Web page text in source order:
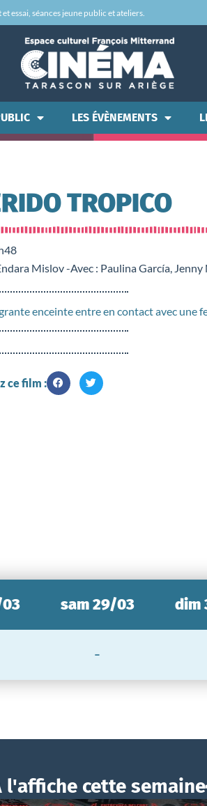
essai, séances jeune public et ateliers.
LES ÉVÈNEMENTS
TROPICO
Mislov -Avec : Paulina García,
enceinte entre en contact avec une
ce film :
sam 29/03
-
dim
l'affiche cette semaine